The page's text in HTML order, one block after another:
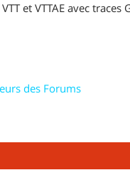
et VTTAE avec traces
des Forums